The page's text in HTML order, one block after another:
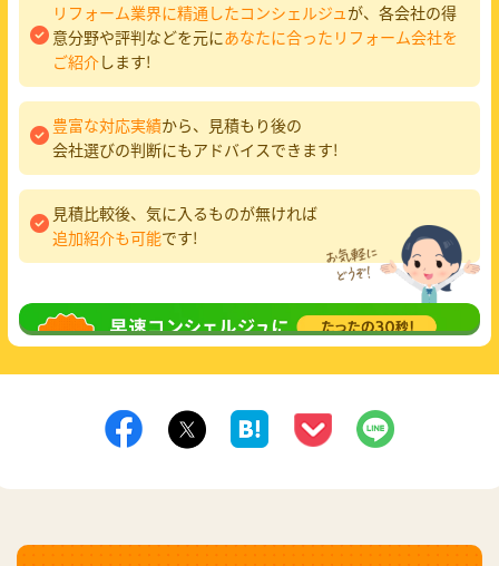
リフォーム業界に精通したコンシェルジュが、各会社の得
意分野や評判などを元にあなたに合ったリフォーム会社を
ご紹介します!
豊富な対応実績から、見積もり後の
会社選びの判断にもアドバイスできます!
見積比較後、気に入るものが無ければ
追加紹介も可能です!
無料相談してみる